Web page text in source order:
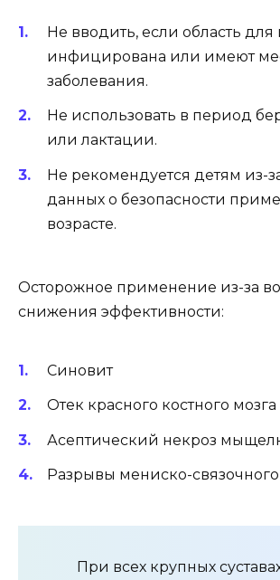
Не вводить, если область
инфицирована или имеют
заболевания.
Не использовать в период
или лактации.
Не рекомендуется детям из-
данных о безопасности
возрасте.
Осторожное применение из-за
снижения эффективности:
Синовит
Отек красного костного мозга
Асептический некроз
Разрывы мениско-связочного
При всех крупных